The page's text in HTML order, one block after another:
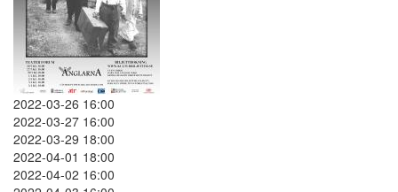
2022-03-26 16:00
2022-03-27 16:00
2022-03-29 18:00
2022-04-01 18:00
2022-04-02 16:00